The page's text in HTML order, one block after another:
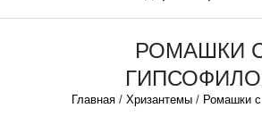
РОМАШКИ
Главная / Хризантемы /Ромашки с